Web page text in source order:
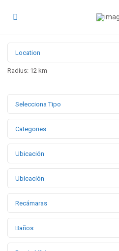
Radius: 12 km
Selecciona Tipo
Categories
Ubicación
Ubicación